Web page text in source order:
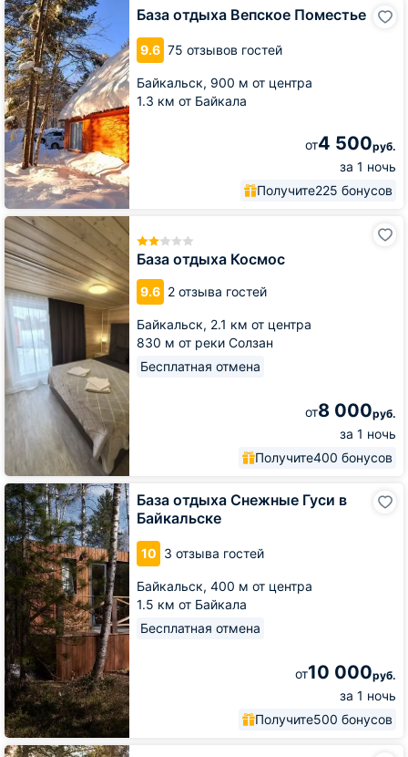
База отдыха Вепское Поместье
9.6 75 отзывов гостей
Байкальск, 900 м от центра
1.3 км от Байкала
от4 500руб.
за 1 ночь
Получите225 бонусов
База
отдыха
Вепское
Поместье
База отдыха Космос
9.6 2 отзыва гостей
Байкальск, 2.1 км от центра
830 м от реки Солзан
Бесплатная отмена
от8 000руб.
за 1 ночь
Получите400 бонусов
База
отдыха
Космос
База отдыха Снежные Гуси в
Байкальске
10 3 отзыва гостей
Байкальск, 400 м от центра
1.5 км от Байкала
Бесплатная отмена
от10 000руб.
за 1 ночь
Получите500 бонусов
База
отдыха
Снежные
Гуси
в
Байкальске
Парк-